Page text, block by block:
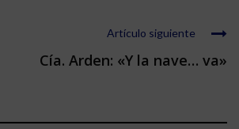
Artículo siguiente
Cía. Arden: «Y la nave… va»